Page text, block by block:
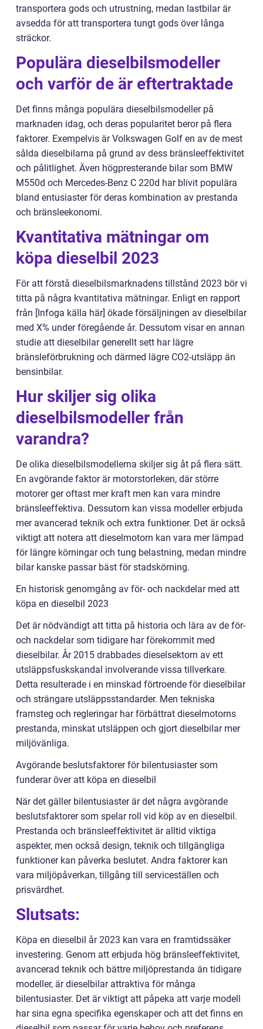
transportera gods och utrustning, medan lastbilar är
avsedda för att transportera tungt gods över långa
sträckor.
Populära dieselbilsmodeller
och varför de är eftertraktade
Det finns många populära dieselbilsmodeller på
marknaden idag, och deras popularitet beror på flera
faktorer. Exempelvis är Volkswagen Golf en av de mest
sålda dieselbilarna på grund av dess bränsleeffektivitet
och pålitlighet. Även högpresterande bilar som BMW
M550d och Mercedes-Benz C 220d har blivit populära
bland entusiaster för deras kombination av prestanda
och bränsleekonomi.
Kvantitativa mätningar om
köpa dieselbil 2023
För att förstå dieselbilsmarknadens tillstånd 2023 bör vi
titta på några kvantitativa mätningar. Enligt en rapport
från [Infoga källa här] ökade försäljningen av dieselbilar
med X% under föregående år. Dessutom visar en annan
studie att dieselbilar generellt sett har lägre
bränsleförbrukning och därmed lägre CO2-utsläpp än
bensinbilar.
Hur skiljer sig olika
dieselbilsmodeller från
varandra?
De olika dieselbilsmodellerna skiljer sig åt på flera sätt.
En avgörande faktor är motorstorleken, där större
motorer ger oftast mer kraft men kan vara mindre
bränsleeffektiva. Dessutom kan vissa modeller erbjuda
mer avancerad teknik och extra funktioner. Det är också
viktigt att notera att dieselmotorn kan vara mer lämpad
för längre körningar och tung belastning, medan mindre
bilar kanske passar bäst för stadskörning.
En historisk genomgång av för- och nackdelar med att
köpa en dieselbil 2023
Det är nödvändigt att titta på historia och lära av de för-
och nackdelar som tidigare har förekommit med
dieselbilar. År 2015 drabbades dieselsektorn av ett
utsläppsfuskskandal involverande vissa tillverkare.
Detta resulterade i en minskad förtroende för dieselbilar
och strängare utsläppsstandarder. Men tekniska
framsteg och regleringar har förbättrat dieselmotorns
prestanda, minskat utsläppen och gjort dieselbilar mer
miljövänliga.
Avgörande beslutsfaktorer för bilentusiaster som
funderar över att köpa en dieselbil
När det gäller bilentusiaster är det några avgörande
beslutsfaktorer som spelar roll vid köp av en dieselbil.
Prestanda och bränsleeffektivitet är alltid viktiga
aspekter, men också design, teknik och tillgängliga
funktioner kan påverka beslutet. Andra faktorer kan
vara miljöpåverkan, tillgång till serviceställen och
prisvärdhet.
Slutsats:
Köpa en dieselbil år 2023 kan vara en framtidssäker
investering. Genom att erbjuda hög bränsleeffektivitet,
avancerad teknik och bättre miljöprestanda än tidigare
modeller, är dieselbilar attraktiva för många
bilentusiaster. Det är viktigt att påpeka att varje modell
har sina egna specifika egenskaper och att det finns en